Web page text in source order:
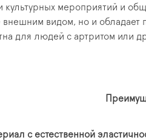
мероприятий и
внешним видом, но и
для людей с артритом или
с естественной